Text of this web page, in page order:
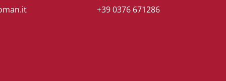
+39 0376 671286